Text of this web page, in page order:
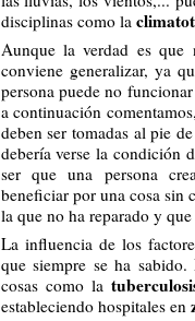
disciplinas como la
Aunque la verdad es que
conviene generalizar, ya
persona puede no
a continuación
deben ser tomadas al pie
debería verse la condición
ser que una persona
beneficiar por una cosa sin
la que no ha reparado y
La influencia de los
que siempre se ha
cosas como la
estableciendo hospitales en